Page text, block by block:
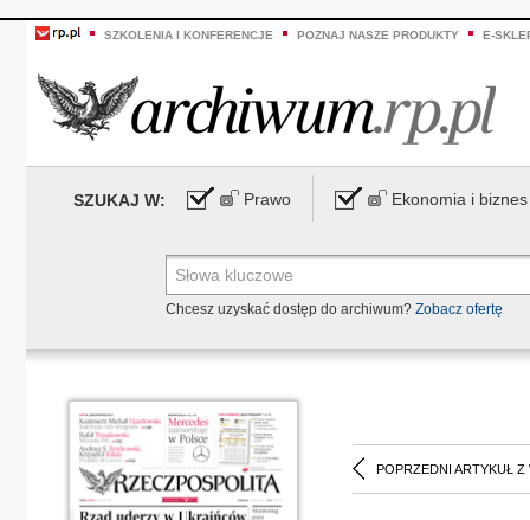
SZKOLENIA I KONFERENCJE POZNAJ NASZE PRODUKTY E-
SZUKAJ W: Prawo Ekonomia i biznes
Chcesz uzyskać dostęp do archiwum? Zobacz ofertę
POPRZEDNI ARTYKUŁ Z